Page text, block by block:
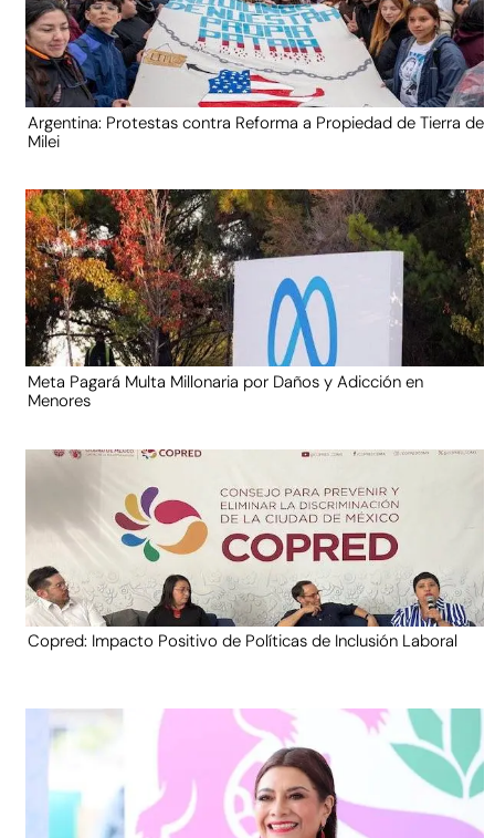
Argentina: Protestas contra Reforma a Propiedad de Tierra de
Milei
Meta Pagará Multa Millonaria por Daños y Adicción en
Menores
Copred: Impacto Positivo de Políticas de Inclusión Laboral